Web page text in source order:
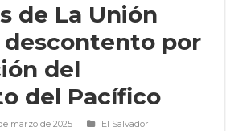
de La Unión
por
del
del Pacífico
marzo de 2025
El Salvador